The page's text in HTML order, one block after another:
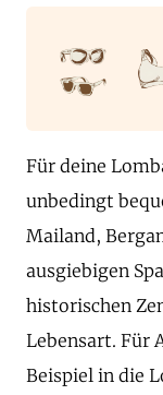
Für deine
unbedingt
Mailand,
ausgiebigen
historischen
Lebensart. Für
Beispiel in die